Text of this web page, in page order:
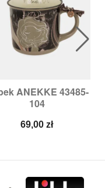
ANEKKE 43485-
104
Cena
69,00 zł